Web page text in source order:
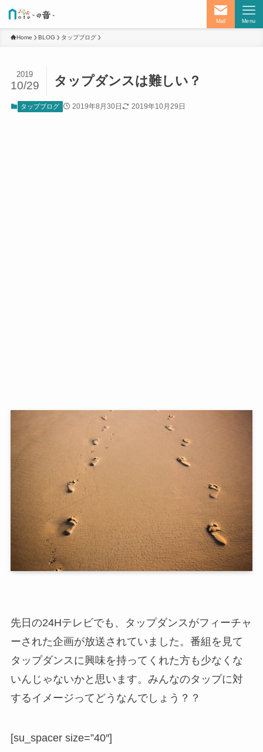
Mail Menu
Home BLOG タップブログ
タップダンスは難しい？
2019
10/29
タップブログ 2019年8月30日 2019年10月29日
先日の24Hテレビでも、タップダンスがフィーチャ
ーされた企画が放送されていました。番組を見て
タップダンスに興味を持ってくれた方も少なくな
いんじゃないかと思います。みんなのタップに対
するイメージってどうなんでしょう？？
[su_spacer size=”40″]